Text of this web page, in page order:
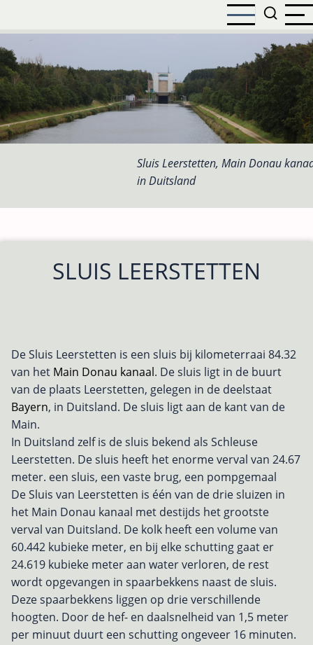
naar
de
inhoud
gaan
Sluis Leerstetten, Main Donau
in Duitsland
SLUIS LEERSTETTEN
De Sluis Leerstetten is een sluis bij kilometerraai 84.32
van het Main Donau kanaal. De sluis ligt in de buurt
van de plaats Leerstetten, gelegen in de deelstaat
Bayern, in Duitsland. De sluis ligt aan de kant van de
Main.
In Duitsland zelf is de sluis bekend als Schleuse
Leerstetten. De sluis heeft het enorme verval van 24.67
meter. een sluis, een vaste brug, een pompgemaal
De Sluis van Leerstetten is één van de drie sluizen in
het Main Donau kanaal met destijds het grootste
verval van Duitsland. De kolk heeft een volume van
60.442 kubieke meter, en bij elke schutting gaat er
24.619 kubieke meter aan water verloren, de rest
wordt opgevangen in spaarbekkens naast de sluis.
Deze spaarbekkens liggen op drie verschillende
hoogten. Door de hef- en daalsnelheid van 1,5 meter
per minuut duurt een schutting ongeveer 16 minuten.